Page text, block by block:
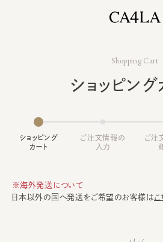
Shopping Cart
ショッピング
ショッピング
カート
ご注文情報の
入力
ご注
※海外発送について
日本以外の国へ発送をご希望のお客様はこ